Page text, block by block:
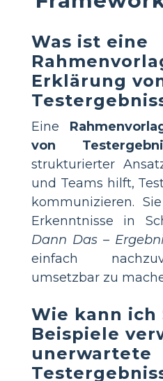
Was ist eine
Erklärung
Eine
von
strukturierter
und Teams hilft,
kommunizieren.
Erkenntnisse in
Dann Das –
einfach
umsetzbar zu
Wie kann ich
Beispiele
unerwartete